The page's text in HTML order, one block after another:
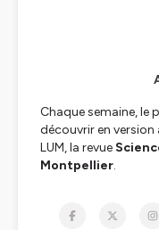
Chaque semaine, le
découvrir en
LUM, la revue
Montpellier.
Hébergé par